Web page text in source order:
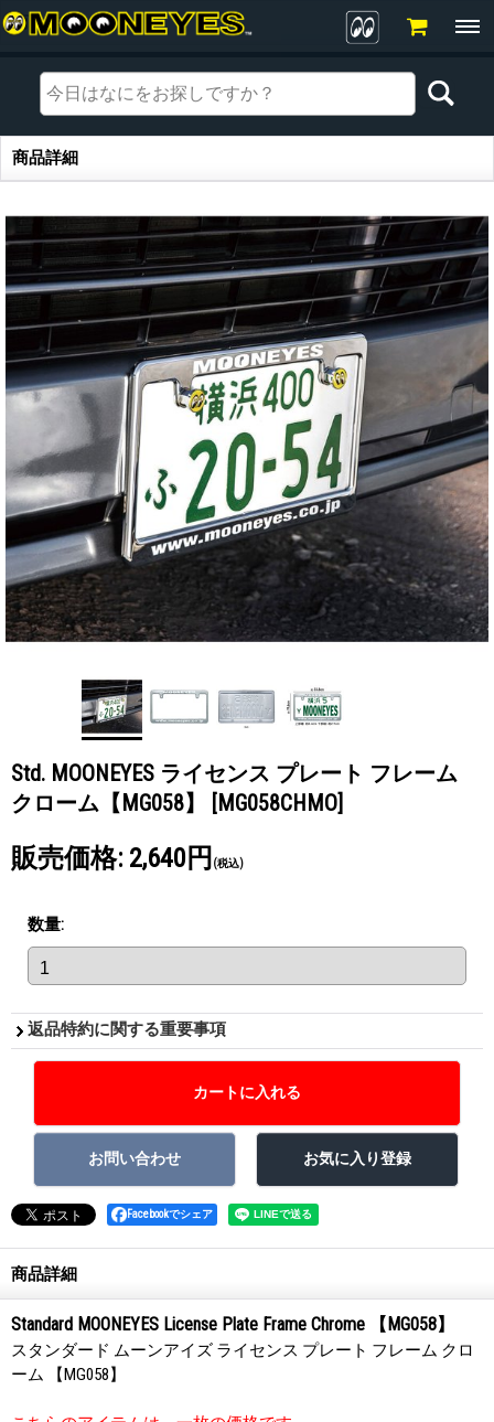
商品詳細
商品詳細
Std. MOONEYES ライセンス プレート フレーム
クローム【MG058】
[MG058CHMO]
販売価格: 2,640円 (税込)
数量:
返品特約に関する重要事項
Facebookでシェア
商品詳細
Standard MOONEYES License Plate Frame Chrome 【MG058】
スタンダード ムーンアイズ ライセンス プレート フレーム クロ
ーム 【MG058】